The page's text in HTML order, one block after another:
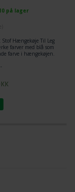
på lager
Hængekøje Til Leg
farver med blå som
farve i hængekøjen.